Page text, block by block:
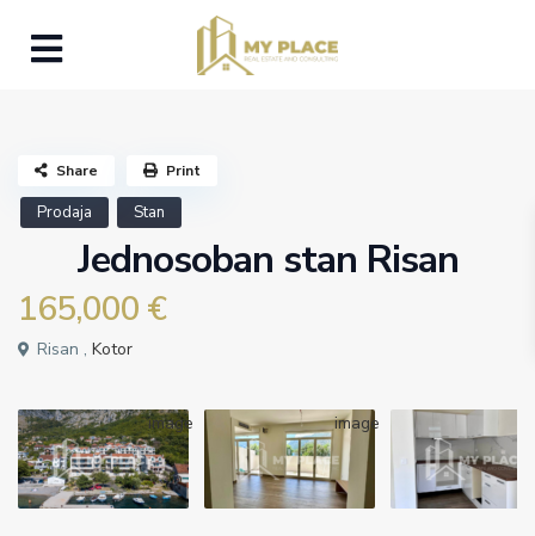
Prodaja Stan
Jednosoban stan Risan
165,000 €
Risan , Kotor
Share Print